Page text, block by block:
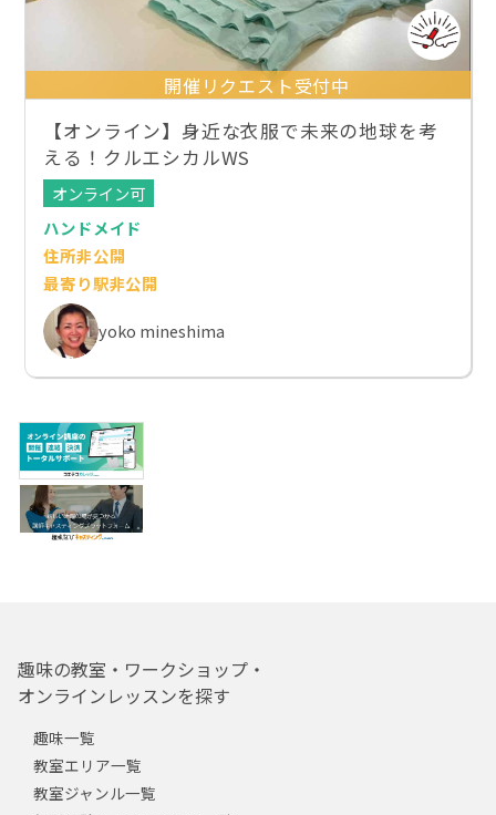
開催リクエスト受付中
【オンライン】身近な衣服で未来の地球を考
える！クルエシカルWS
オンライン可
ハンドメイド
住所非公開
最寄り駅非公開
yoko mineshima
趣味の教室・ワークショップ・
オンラインレッスンを探す
趣味一覧
教室エリア一覧
教室ジャンル一覧